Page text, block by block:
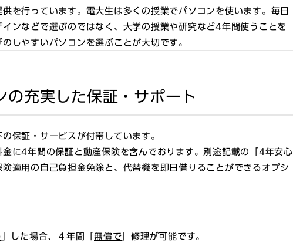
供を行っています。電大生は多くの授業でパソコンを使います。毎日
ンなどで選ぶのではなく、大学の授業や研究など4年間使うことを
しやすいパソコンを選ぶことが大切です。
の充実した保証・サポート
保証・サービスが付帯しています。
に4年間の保証と動産保険を含んでおります。 別途記載の「4年安心
適用の自己負担金免除と、代替機を即日借りることができるオプシ
」した場合、４年間「 無償で 」修理が可能です。